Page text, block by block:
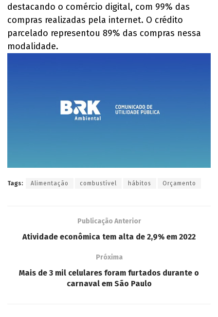
destacando o comércio digital, com 99% das
compras realizadas pela internet. O crédito
parcelado representou 89% das compras nessa
modalidade.
Tags: Alimentação combustível hábitos Orçamento
Publicação Anterior
Atividade econômica tem alta de 2,9% em 2022
Próxima
Mais de 3 mil celulares foram furtados durante o
carnaval em São Paulo